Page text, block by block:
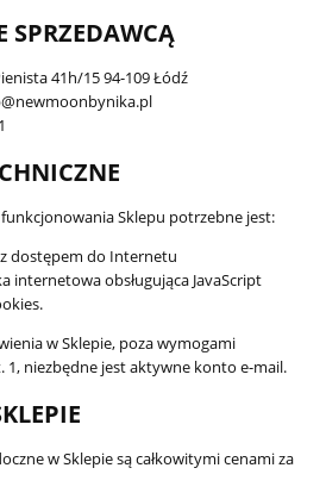
SPRZEDAWCĄ
41h/15 94-109 Łódź
funkcjonowania Sklepu potrzebne jest:
dostępem do Internetu
internetowa obsługująca JavaScript
w Sklepie, poza wymogami
1, niezbędne jest aktywne konto e-mail.
w Sklepie są całkowitymi cenami za